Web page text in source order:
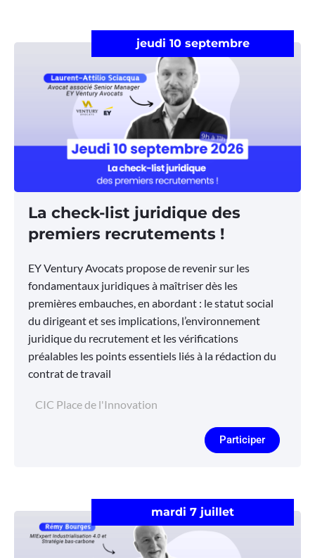
jeudi 10 septembre
La check-list juridique des
premiers recrutements !
EY Ventury Avocats propose de revenir sur les
fondamentaux juridiques à maîtriser dès les
premières embauches, en abordant : le statut social
du dirigeant et ses implications, l’environnement
juridique du recrutement et les vérifications
préalables les points essentiels liés à la rédaction du
contrat de travail
CIC Place de l'Innovation
Participer
mardi 7 juillet